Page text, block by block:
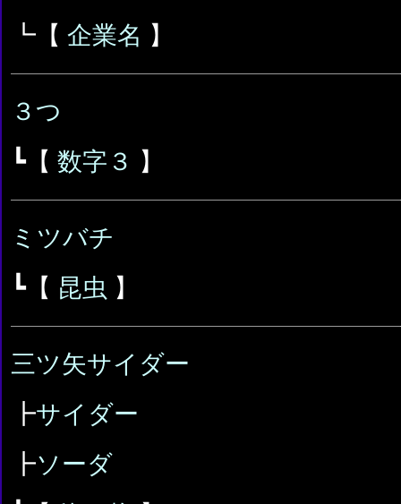
┗【 企業名 】
３つ
┗【 数字３ 】
ミツバチ
┗【 昆虫 】
三ツ矢サイダー
┣サイダー
┣ソーダ